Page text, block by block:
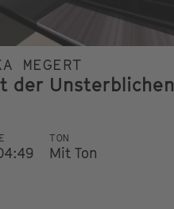
MEGERT
der Unsterblichen
TON
Mit Ton